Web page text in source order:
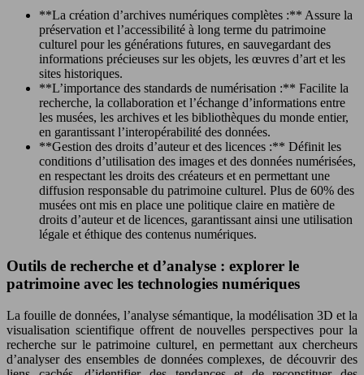
**La création d’archives numériques complètes :** Assure la
préservation et l’accessibilité à long terme du patrimoine
culturel pour les générations futures, en sauvegardant des
informations précieuses sur les objets, les œuvres d’art et les
sites historiques.
**L’importance des standards de numérisation :** Facilite la
recherche, la collaboration et l’échange d’informations entre
les musées, les archives et les bibliothèques du monde entier,
en garantissant l’interopérabilité des données.
**Gestion des droits d’auteur et des licences :** Définit les
conditions d’utilisation des images et des données numérisées,
en respectant les droits des créateurs et en permettant une
diffusion responsable du patrimoine culturel. Plus de 60% des
musées ont mis en place une politique claire en matière de
droits d’auteur et de licences, garantissant ainsi une utilisation
légale et éthique des contenus numériques.
Outils de recherche et d’analyse : explorer le
patrimoine avec les technologies numériques
La fouille de données, l’analyse sémantique, la modélisation 3D et la
visualisation scientifique offrent de nouvelles perspectives pour la
recherche sur le patrimoine culturel, en permettant aux chercheurs
d’analyser des ensembles de données complexes, de découvrir des